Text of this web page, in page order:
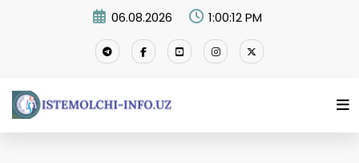
06.08.2026 1:00:13 PM